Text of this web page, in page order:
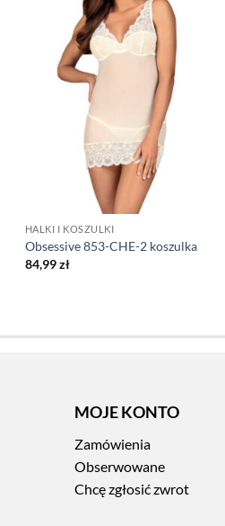
HALKI I KOSZULKI
Obsessive 853-CHE-2 koszulka
84,99zł
MOJE KONTO
Zamówienia
Obserwowane
Chcę zgłosić zwrot